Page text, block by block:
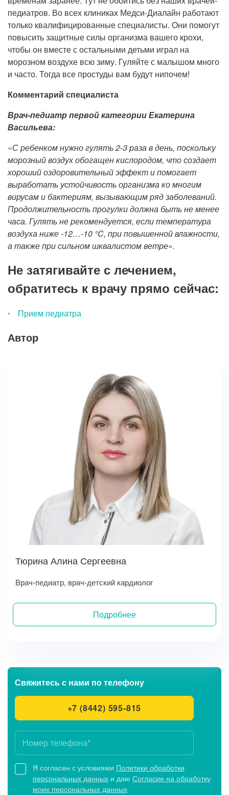
педиатров. Во всех клиниках Медси-Диалайн работают
только квалифицированные специалисты. Они помогут
повысить защитные силы организма вашего крохи,
чтобы он вместе с остальными детьми играл на
морозном воздухе всю зиму. Гуляйте с малышом много
и часто. Тогда все простуды вам будут нипочем!
Комментарий специалиста
Врач-педиатр первой категории Екатерина
Васильева:
«С ребенком нужно гулять 2-3 раза в день, поскольку
морозный воздух обогащен кислородом, что создает
хороший оздоровительный эффект и помогает
выработать устойчивость организма ко многим
вирусам и бактериям, вызывающим ряд заболеваний.
Продолжительность прогулки должна быть не менее
часа. Гулять не рекомендуется, если температура
воздуха ниже -12…-10 °C, при повышенной влажности,
а также при сильном шквалистом ветре».
Не затягивайте с лечением,
обратитесь к врачу прямо сейчас:
Прием педиатра
Автор
Тюрина Алина Сергеевна
Врач-педиатр, врач-детский кардиолог
Записаться на приемПодробнее
Свяжитесь с нами по телефону
+7 (8442) 595-815
Я согласен с условиями Политики обработки
персональных данных и даю Согласие на обработку
моих персональных данных